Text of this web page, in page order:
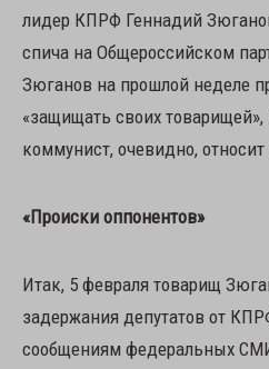
лидер КПРФ Геннадий
спича на Общероссийском
Зюганов на прошлой неделе
«защищать своих
коммунист, очевидно,
«Происки оппонентов»
Итак, 5 февраля товарищ
задержания депутатов от
сообщениям федеральных